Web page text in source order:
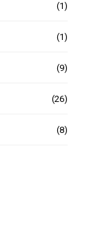
(1)
(1)
(9)
(26)
(8)